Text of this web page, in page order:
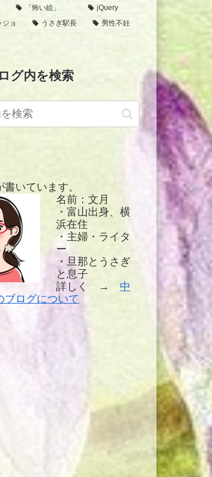
「怖い絵」
jQuery
ジョ
うさぎ駅長
男性不妊
グ内を検索
いています。
名前：文月
・富山出身、横
浜在住
・主婦・ライタ
ー
・旦那とうさぎ
と息子
詳しく → 中
ブログについて